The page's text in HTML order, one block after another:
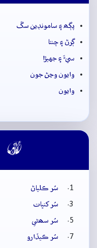
پڳھ ۽ سامونڊين سڱ
ڳرڻ ۽ چنتا
سيءَ ۽ جهيڙا
وايون وڃڻ جون
وايون

سُر ڪلياڻ
سُر کنڀات
سُر سھڻي
سُر ڪيڏارو